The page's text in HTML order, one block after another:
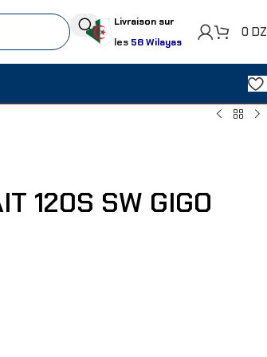
Livraison sur
les 58 Wilayas
0
120S SW GIGO